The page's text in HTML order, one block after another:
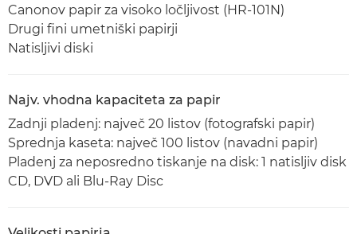
Canonov papir za visoko ločljivost (HR-101N)
Drugi fini umetniški papirji
Natisljivi diski
Najv. vhodna kapaciteta za papir
Zadnji pladenj: največ 20 listov (fotografski papir)
Sprednja kaseta: največ 100 listov (navadni papir)
Pladenj za neposredno tiskanje na disk: 1 natisljiv disk
CD, DVD ali Blu-Ray Disc